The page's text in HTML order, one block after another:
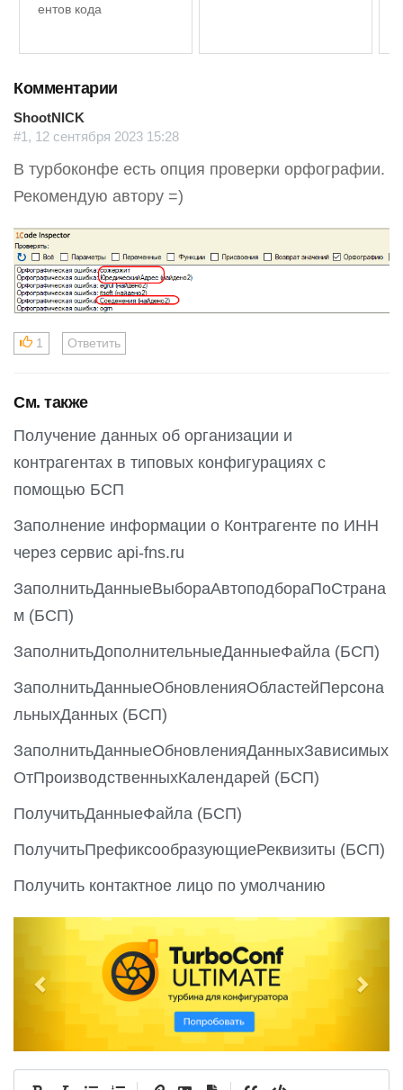
ентов кода
Комментарии
ShootNICK
#1, 12 сентября 2023 15:28
В турбоконфе есть опция проверки орфографии.
Рекомендую автору =)
1 Ответить
См. также
Получение данных об организации и
контрагентах в типовых конфигурациях с
помощью БСП
Заполнение информации о Контрагенте по ИНН
через сервис api-fns.ru
ЗаполнитьДанныеВыбораАвтоподбораПоСтрана
м (БСП)
ЗаполнитьДополнительныеДанныеФайла (БСП)
ЗаполнитьДанныеОбновленияОбластейПерсона
льныхДанных (БСП)
ЗаполнитьДанныеОбновленияДанныхЗависимых
ОтПроизводственныхКалендарей (БСП)
ПолучитьДанныеФайла (БСП)
ПолучитьПрефиксообразующиеРеквизиты (БСП)
Получить контактное лицо по умолчанию
e
o
x